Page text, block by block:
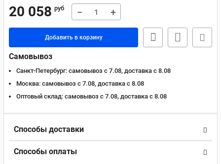
20 058 руб − +
Добавить в корзину
Самовывоз
Санкт-Петербург: самовывоз с 7.08, доставка c 8.08
Москва: самовывоз с 7.08, доставка c 8.08
Оптовый склад: самовывоз с 7.08, доставка c 8.08
Способы доставки
Способы оплаты